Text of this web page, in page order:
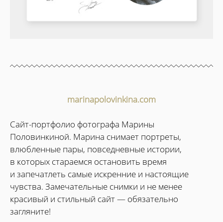
marinapolovinkina.com
Сайт-портфолио фотографа Марины
Половинкиной. Марина снимает портреты,
влюбленные пары, повседневные истории,
в которых стараемся остановить время
и запечатлеть самые искренние и настоящие
чувства. Замечательные снимки и не менее
красивый и стильный сайт — обязательно
загляните!